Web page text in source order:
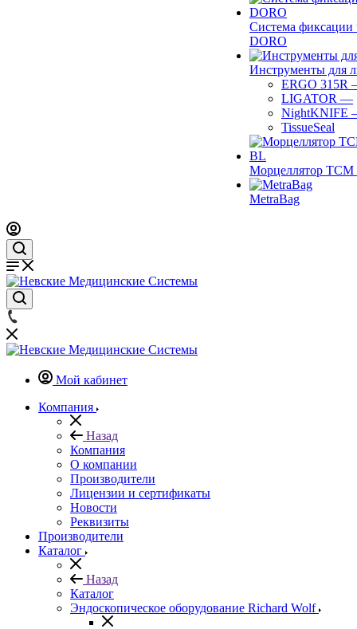
Система фиксации
DORO
Инструменты для
ERGO 315R
LIGATOR —
NightKNIFE
TissueSeal
Морцеллятор ТСМ
MetraBag
Мой кабинет
Компания
Назад
Компания
О компании
Производители
Лицензии и сертификаты
Новости
Реквизиты
Производители
Каталог
Назад
Каталог
Эндоскопическое оборудование Richard Wolf